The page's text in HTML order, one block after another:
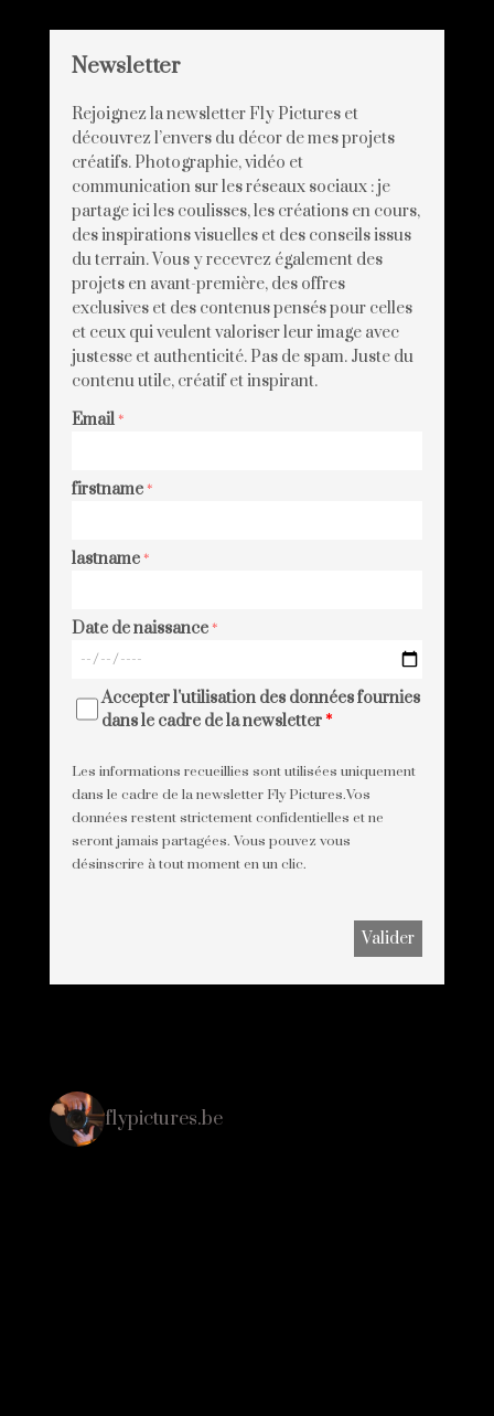
Newsletter
Rejoignez la newsletter Fly Pictures et
découvrez l’envers du décor de mes projets
créatifs. Photographie, vidéo et
communication sur les réseaux sociaux : je
partage ici les coulisses, les créations en cours,
des inspirations visuelles et des conseils issus
du terrain. Vous y recevrez également des
projets en avant-première, des offres
exclusives et des contenus pensés pour celles
et ceux qui veulent valoriser leur image avec
justesse et authenticité. Pas de spam. Juste du
contenu utile, créatif et inspirant.
Email *
firstname*
lastname*
Date de naissance*
Accepter l'utilisation des données fournies
dans le cadre de la newsletter *
Les informations recueillies sont utilisées uniquement
dans le cadre de la newsletter Fly Pictures.Vos
données restent strictement confidentielles et ne
seront jamais partagées. Vous pouvez vous
désinscrire à tout moment en un clic.
flypictures.be